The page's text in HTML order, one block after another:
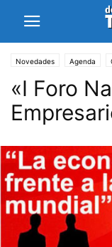
Novedades Agenda
«I Foro